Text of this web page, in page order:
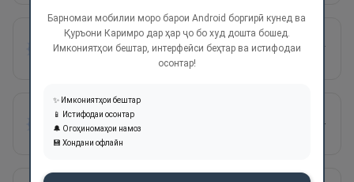
СураиМуҷодала
СураиҲашр
Мадинӣ•24оят
Барномаи мобилии моро барои Android боргирӣ кунед ва
Қуръони Каримро дар ҳар ҷо бо худ дошта бошед.
Имкониятҳои бештар, интерфейси беҳтар ва истифодаи
осонтар!
✨ Имкониятҳои бештар
📱 Истифодаи осонтар
🔔 Огоҳиномаҳои намоз
💾 Хондани офлайн